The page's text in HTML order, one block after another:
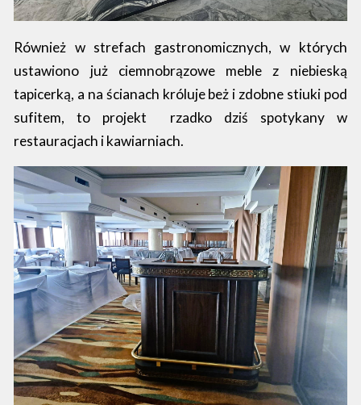
Również w strefach gastronomicznych, w których
ustawiono już ciemnobrązowe meble z niebieską
tapicerką, a na ścianach króluje beż i zdobne stiuki pod
sufitem, to projekt rzadko dziś spotykany w
restauracjach i kawiarniach.